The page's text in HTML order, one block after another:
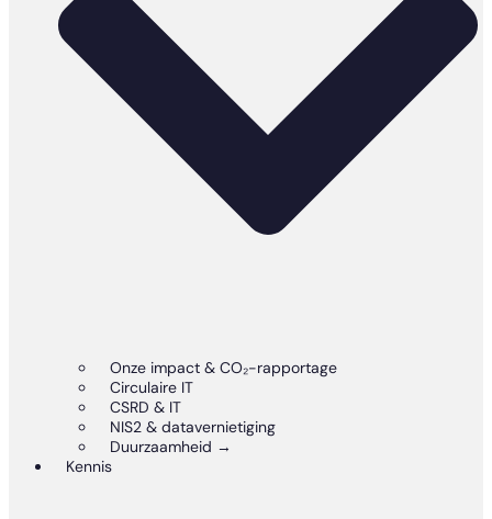
Onze impact & CO₂-rapportage
Circulaire IT
CSRD & IT
NIS2 & datavernietiging
Duurzaamheid →
Kennis